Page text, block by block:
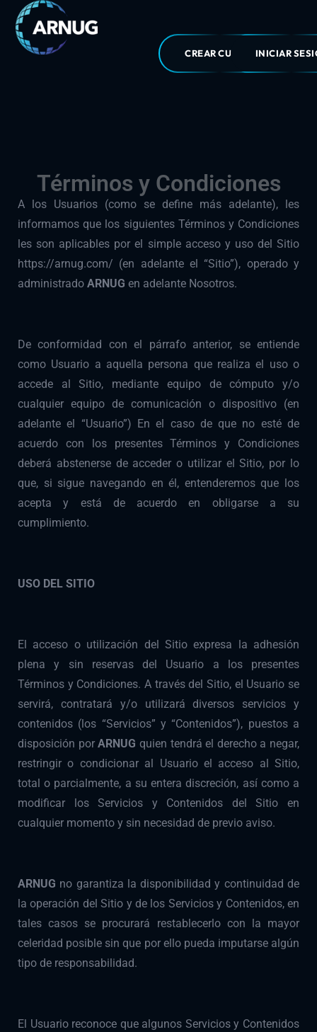
CREAR CUENTAINICIAR
Términos y Condiciones
A los Usuarios (como se define más adelante), les
informamos que los siguientes Términos y Condiciones
les son aplicables por el simple acceso y uso del Sitio
https://arnug.com/ (en adelante el “Sitio”), operado y
administrado ARNUG en adelante Nosotros.
De conformidad con el párrafo anterior, se entiende
como Usuario a aquella persona que realiza el uso o
accede al Sitio, mediante equipo de cómputo y/o
cualquier equipo de comunicación o dispositivo (en
adelante el “Usuario”) En el caso de que no esté de
acuerdo con los presentes Términos y Condiciones
deberá abstenerse de acceder o utilizar el Sitio, por lo
que, si sigue navegando en él, entenderemos que los
acepta y está de acuerdo en obligarse a su
cumplimiento.
USO DEL SITIO
El acceso o utilización del Sitio expresa la adhesión
plena y sin reservas del Usuario a los presentes
Términos y Condiciones. A través del Sitio, el Usuario se
servirá, contratará y/o utilizará diversos servicios y
contenidos (los “Servicios” y “Contenidos”), puestos a
disposición porARNUG quien tendrá el derecho a negar,
restringir o condicionar al Usuario el acceso al Sitio,
total o parcialmente, a su entera discreción, así como a
modificar los Servicios y Contenidos del Sitio en
cualquier momento y sin necesidad de previo aviso.
ARNUG no garantiza la disponibilidad y continuidad de
la operación del Sitio y de los Servicios y Contenidos, en
tales casos se procurará restablecerlo con la mayor
celeridad posible sin que por ello pueda imputarse algún
tipo de responsabilidad.
El Usuario reconoce que algunos Servicios y Contenidos